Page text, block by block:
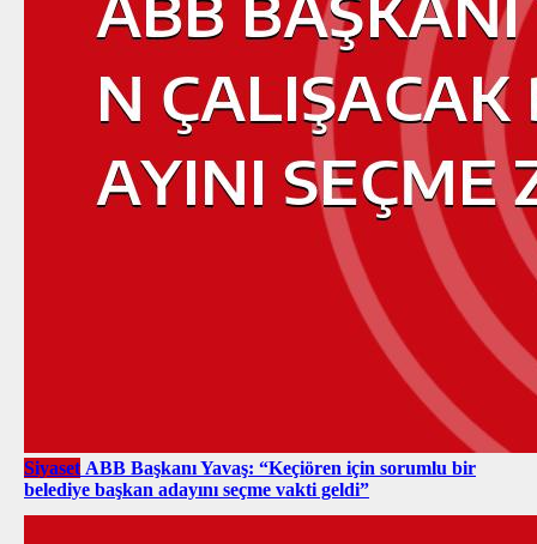
Siyaset ABB Başkanı Yavaş: “Keçiören için sorumlu bir
belediye başkan adayını seçme vakti geldi”